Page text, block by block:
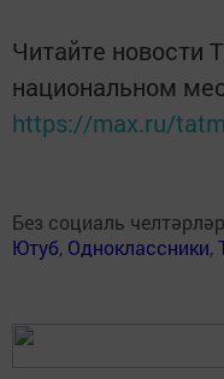
Читайте новости
национальном
https://max.ru/
Без социаль
Ютуб, Одноклассники,